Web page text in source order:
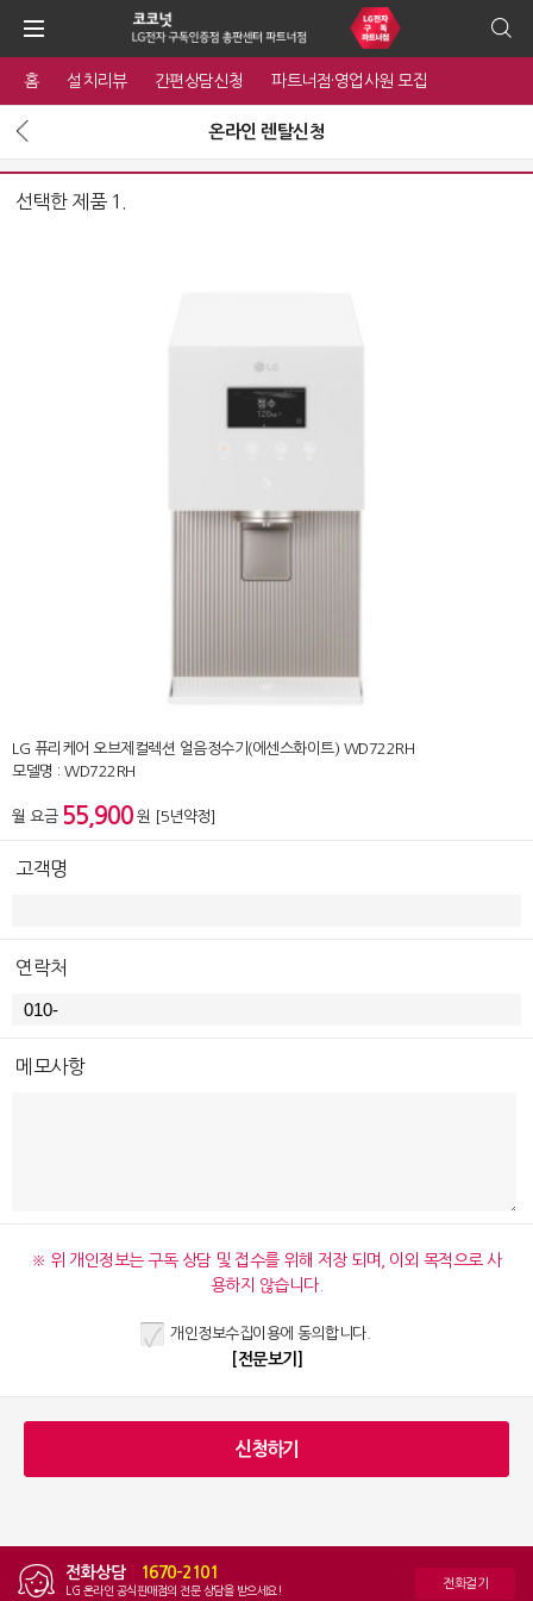
홈 설치리뷰 간편상담신청 파트너점·영업사원 모집
온라인 렌탈신청
선택한 제품 1.
LG 퓨리케어 오브제컬렉션 얼음정수기(에센스화이트) WD722RH
모델명 : WD722RH
월 요금 55,900 원 [5년약정]
고객명
연락처
메모사항
※ 위 개인정보는 구독 상담 및 접수를 위해 저장 되며, 이외 목적으로 사
용하지 않습니다.
개인정보수집이용에 동의합니다.
[전문보기]
전화상담 1670-2101
LG 온라인 공식판매점의 전문 상담을 받으세요! 전화걸기